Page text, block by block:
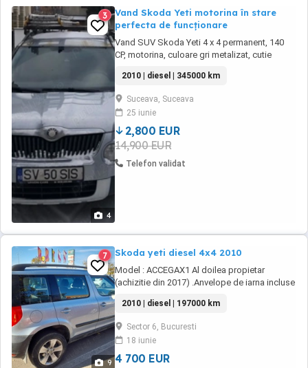
4
3
Vand Skoda Yeti motorina în stare
perfecta de funcționare
Vand SUV Skoda Yeti 4 x 4 permanent, 140
CP, motorina, culoare gri metalizat, cutie
adaptive, oglinzi electrice, in stare perfecta
de functionare, unic proprietar, carte tehnica
la zi, reparatii doar in service autorizat. Bonus:
4 roți jante aliaj de rezerva.
2010 | diesel | 345000 km
Suceava, Suceava
25 iunie
2,800 EUR
14,900 EUR
Telefon validat
9
7 Skoda yeti diesel 4x4 2010
Model : ACCEGAX1 Al doilea propietar
(achizitie din 2017) .Anvelope de iarna incluse
2010 | diesel | 197000 km
Sector 6, Bucuresti
18 iunie
4 700 EUR